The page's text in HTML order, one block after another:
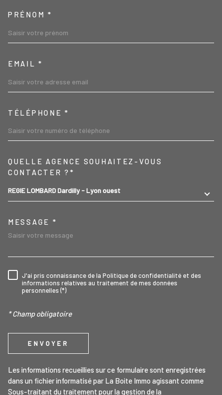
PRÉNOM *
EMAIL *
TÉLÉPHONE *
QUELLE AGENCE SOUHAITEZ-VOUS
CONTACTER ?*
REGIE LOMBARD Dardilly - Lyon ouest
MESSAGE *
RÈGLEMENTATION
J'ai pris connaissance de la Politique de confidentialité et des
informations relatives au traitement de mes données
personnelles (*)
* Champ obligatoire
ENVOYER
Les informations recueillies sur ce formulaire sont enregistrées
dans un fichier informatisé par La Boite Immo agissant comme
Sous-traitant du traitement pour la gestion de la